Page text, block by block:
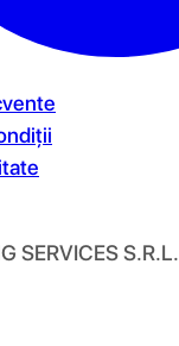
SERVICES S.R.L.